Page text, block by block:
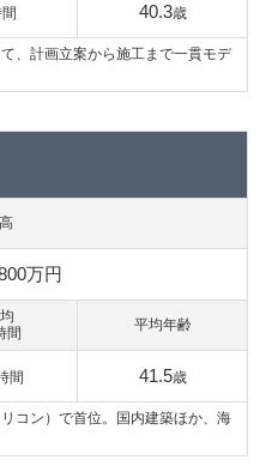
40.3歳
、計画立案から施工まで一貫モデ
万円
間
間
平均年齢
41.5歳
コン）で首位。国内建築ほか、海